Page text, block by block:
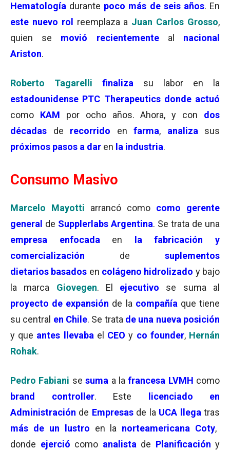
Hematología durante poco más de seis años. En
este nuevo rol
reemplaza a Juan Carlos Grosso,
quien se movió recientemente al nacional
Ariston.
Roberto Tagarelli finaliza su labor en la
estadounidense PTC Therapeutics donde actuó
como KAM por ocho años. Ahora, y con dos
décadas de recorrido en farma, analiza sus
próximos pasos a dar en la industria.
Consumo Masivo
Marcelo Mayotti arrancó como como gerente
general de Supplerlabs Argentina. Se trata de una
empresa enfocada en
la fabricación y
comercialización de suplementos
dietarios basados en colágeno hidrolizado y bajo
la marca Giovegen. El ejecutivo se suma al
proyecto de expansión de la compañía que tiene
su central en Chile. Se trata de una nueva posición
y que antes llevaba el CEO y co founder, Hernán
Rohak.
Pedro Fabiani sesuma a lafrancesa LVMH como
brand controller. Este
licenciado en
Administración de Empresasde la UCA llegatras
más de un lustro en la norteamericana Coty,
donde ejerció como analista de Planificación y